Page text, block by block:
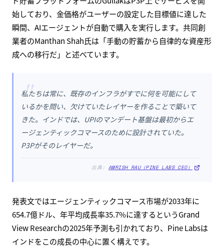
始しており、金価格がユーザーの設定した目標値に達した
瞬間、AIエージェントが自動で購入を実行します。共同創
業者のManthan Shah氏は「手動の貯蓄から自律的な資産形
成への移行だ」と述べています。
"
私たちは常に、既存のインフラがすでに何を可能にして
いるかを問い、欠けていたレイヤーを作ることで築いて
きた。インドでは、UPIのマンデート基盤は最初からエ
ージェンティックコマースのために設計されていた。
P3Pがそのレイヤーだ。
出典: AMRISH RAU（PINE LABS CEO）
発表文ではエージェンティックコマース市場が2033年に
654.7億ドル、年平均成長率35.7%に達するというGrand
View Researchの2025年予測も引かれており、Pine Labsは
インドをこの成長の中心に置く構えです。